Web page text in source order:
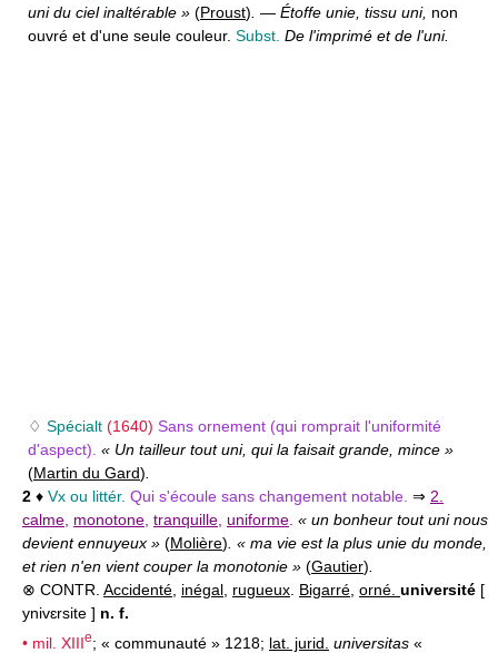
uni du ciel inaltérable » (Proust). — Étoffe unie, tissu uni, non
ouvré et d'une seule couleur. Subst. De l'imprimé et de l'uni.
♢ Spécialt (1640) Sans ornement (qui romprait l'uniformité
d'aspect). « Un tailleur tout uni, qui la faisait grande, mince »
(Martin du Gard).
2 ♦ Vx ou littér. Qui s'écoule sans changement notable. ⇒ 2.
calme, monotone, tranquille, uniforme. « un bonheur tout uni nous
devient ennuyeux » (Molière). « ma vie est la plus unie du monde,
et rien n'en vient couper la monotonie » (Gautier).
⊗ CONTR. Accidenté, inégal, rugueux. Bigarré, orné. université [
ynivɛrsite ] n. f.
• mil. XIIIe; « communauté » 1218; lat. jurid. universitas «